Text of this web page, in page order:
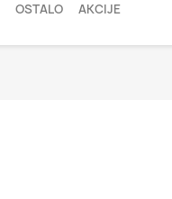
OSTALO AKCIJE